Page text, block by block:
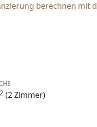
berechnen mit
2 (2 Zimmer)